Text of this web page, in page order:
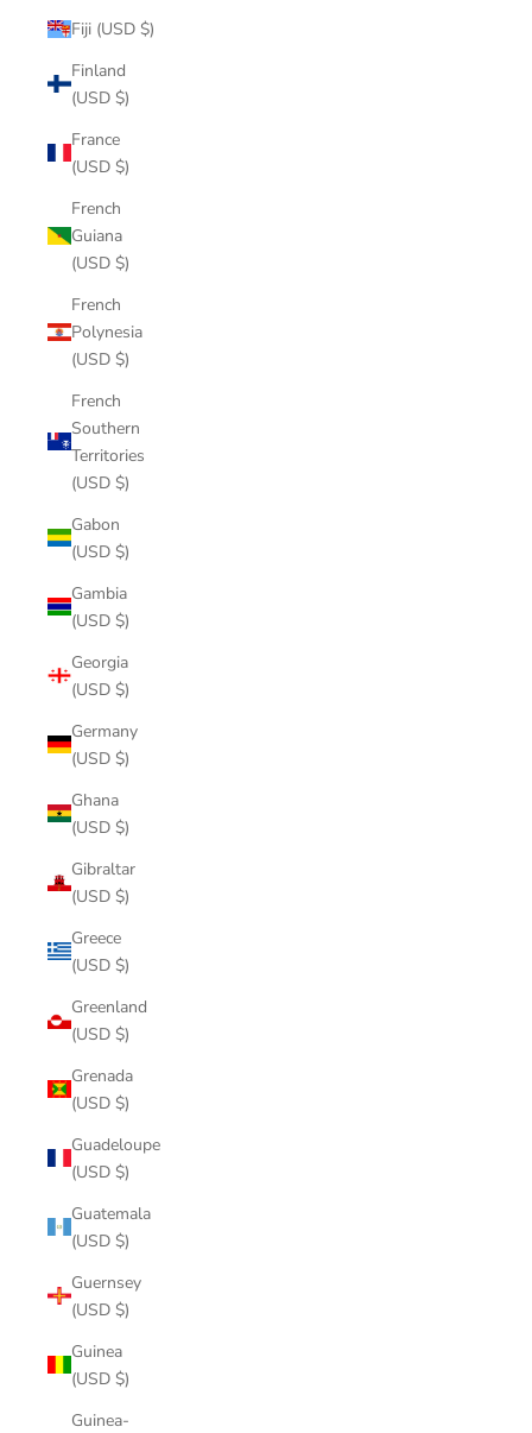
Fiji (USD $)
Finland
(USD $)
France
(USD $)
French
Guiana
(USD $)
French
Polynesia
(USD $)
French
Southern
Territories
(USD $)
Gabon
(USD $)
Gambia
(USD $)
Georgia
(USD $)
Germany
(USD $)
Ghana
(USD $)
Gibraltar
(USD $)
Greece
(USD $)
Greenland
(USD $)
Grenada
(USD $)
Guadeloupe
(USD $)
Guatemala
(USD $)
Guernsey
(USD $)
Guinea
(USD $)
Guinea-